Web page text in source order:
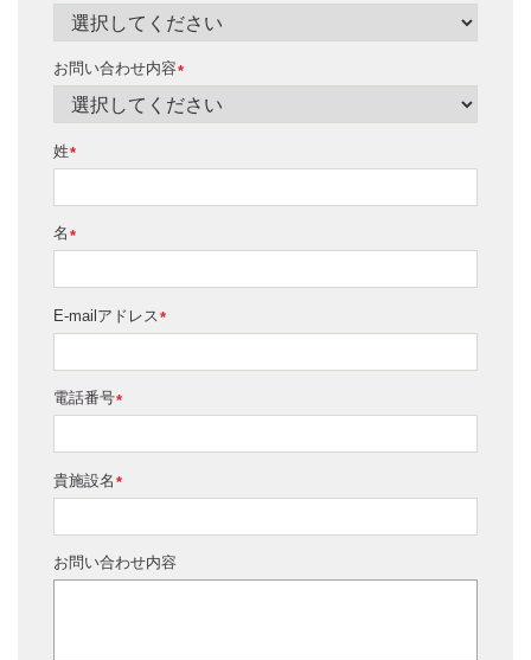
*
お問い合わせ内容
*
姓
*
名
*
E-mailアドレス
*
電話番号
*
貴施設名
お問い合わせ内容